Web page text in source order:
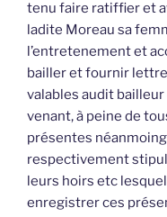
tenu faire ratiffier et
ladite Moreau sa
l’entretenement et
bailler et fournir
valables audit
venant, à peine de
présentes
respectivement
leurs hoirs etc
enregistrer ces